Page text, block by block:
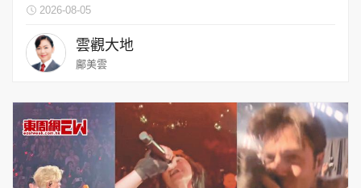
2026-08-05
雲觀大地
鄺美雲